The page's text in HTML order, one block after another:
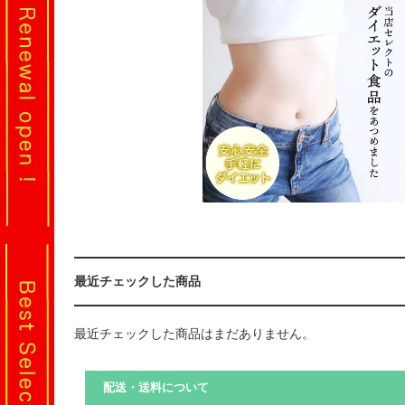
最近チェックした商品
最近チェックした商品はまだありません。
配送・送料について